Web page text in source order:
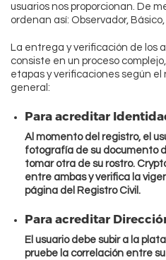
usuarios nos proporcionan. De
ordenan así: Observador,
La entrega y verificación de los
consiste en un proceso
etapas y verificaciones según el
general:
Para acreditar
Al momento del registro, el
fotografía de su documento
tomar otra de su rostro.
entre ambas y verifica la
página del Registro Civil.
Para acreditar
El usuario debe subir a la
pruebe la correlación entre